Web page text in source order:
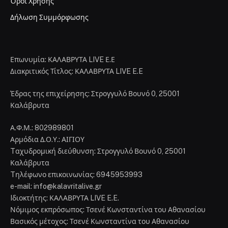
Δήλωση Συμμόρφωσης
Επωνυμία: ΚΑΛΑΒΡΥΤΑ LIVE Ε.Ε
Διακριτικός Τίτλος: ΚΑΛΑΒΡΥΤΑ LIVE E.E
Έδρας της επιχείρησης: Στρογγυλό Βουνό 0, 25001
Καλάβρυτα
Α.Φ.Μ.: 802989801
Αρμόδια Δ.Ο.Υ.: ΑΙΓΙΟΥ
Tαχυδρομική διεύθυνση: Στρογγυλό Βουνό 0, 25001
Καλάβρυτα
Tηλέφωνο επικοινωνίας: 6945953993
e-mail: info@kalavritalive.gr
Iδιοκτήτης: ΚΑΛΑΒΡΥΤΑ LIVE E.E.
Νόμιμος εκπρόσωπος: Τσενέ Κωνσταντίνα του Αθανασίου
Βασικός μέτοχος: Τσενέ Κωνσταντίνα του Αθανασίου